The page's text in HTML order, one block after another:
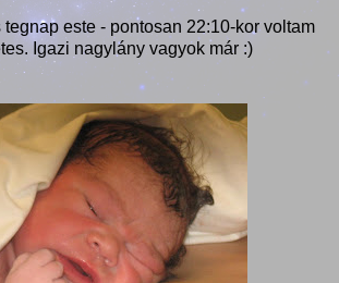
este - pontosan 22:10-kor voltam
Igazi nagylány vagyok már :)